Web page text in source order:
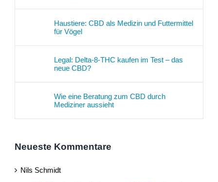
Haustiere: CBD als Medizin und Futtermittel
für Vögel
Legal: Delta-8-THC kaufen im Test – das
neue CBD?
Wie eine Beratung zum CBD durch
Mediziner aussieht
Neueste Kommentare
Nils Schmidt